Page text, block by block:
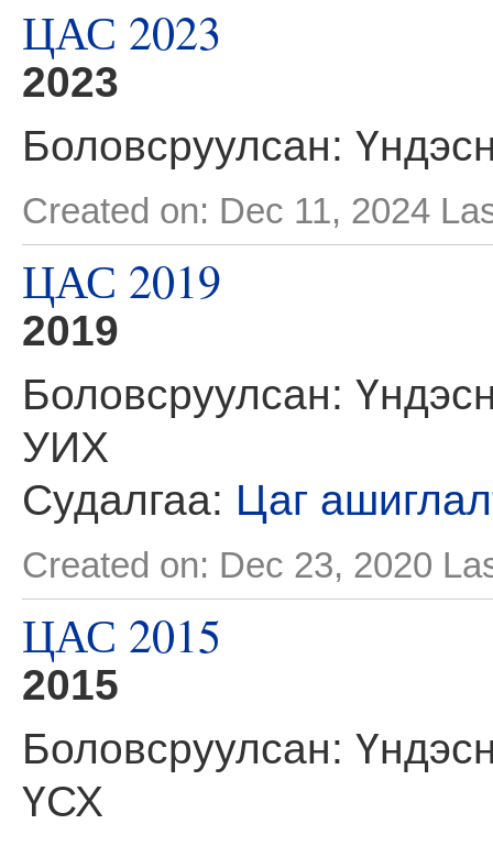
ЦАС 2023
2023
Боловсруулсан:
Created on: Dec 11, 2024
ЦАС 2019
2019
Боловсруулсан:
УИХ
Судалгаа: Цаг
Created on: Dec 23, 2020
ЦАС 2015
2015
Боловсруулсан:
ҮСХ